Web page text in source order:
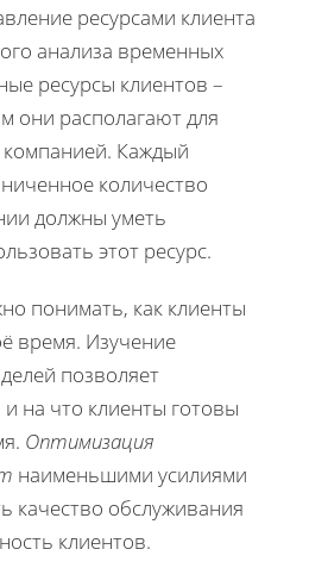
ресурсами клиента
анализа временных
ресурсы клиентов –
они располагают для
компанией. Каждый
количество
должны уметь
этот ресурс.
понимать, как клиенты
время. Изучение
позволяет
и на что клиенты готовы
Оптимизация
наименьшими усилиями
качество обслуживания
клиентов.